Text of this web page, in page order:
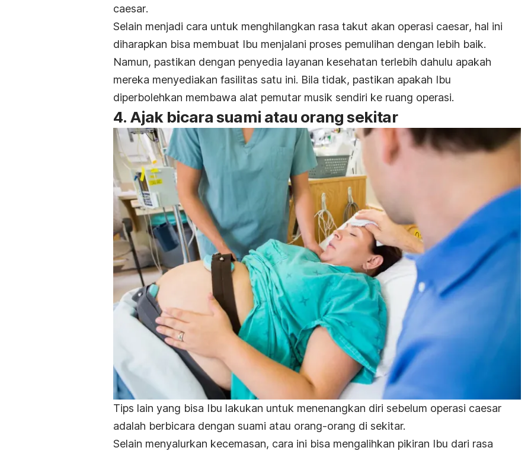
caesar.
Selain menjadi cara untuk menghilangkan rasa takut akan operasi caesar, hal ini
diharapkan bisa membuat Ibu menjalani proses pemulihan dengan lebih baik.
Namun, pastikan dengan penyedia layanan kesehatan terlebih dahulu apakah
mereka menyediakan fasilitas satu ini. Bila tidak, pastikan apakah Ibu
diperbolehkan membawa alat pemutar musik sendiri ke ruang operasi.
4. Ajak bicara suami atau orang sekitar
Tips lain yang bisa Ibu lakukan untuk menenangkan diri sebelum operasi caesar
adalah berbicara dengan suami atau orang-orang di sekitar.
Selain menyalurkan kecemasan, cara ini bisa mengalihkan pikiran Ibu dari rasa